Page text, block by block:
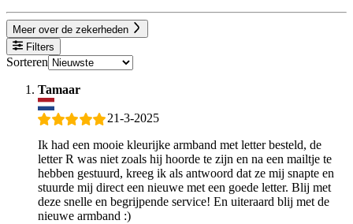
Meer over de zekerheden
Filters
Sorteren
Tamaar
21-3-2025
Ik had een mooie kleurijke armband met letter besteld, de
letter R was niet zoals hij hoorde te zijn en na een mailtje te
hebben gestuurd, kreeg ik als antwoord dat ze mij snapte en
stuurde mij direct een nieuwe met een goede letter. Blij met
deze snelle en begrijpende service! En uiteraard blij met de
nieuwe armband :)